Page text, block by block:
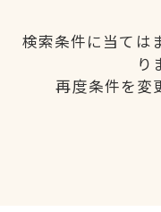
検索条件に当ては
り
再度条件を変